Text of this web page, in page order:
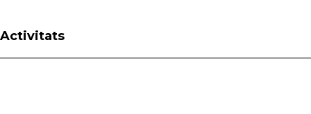
Activitats